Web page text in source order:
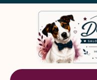
Aller au contenu